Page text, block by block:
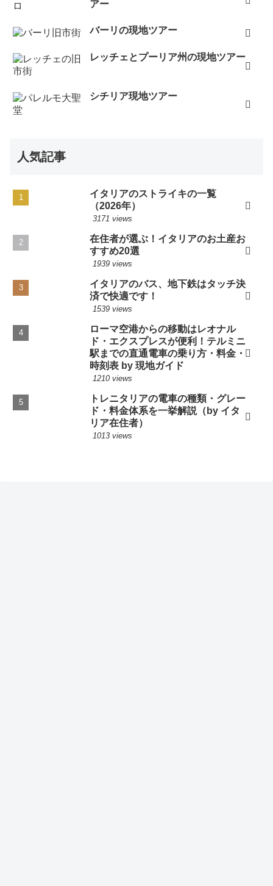
アー
バーリの現地ツアー
レッチェとプーリア州の現地ツアー
シチリア現地ツアー
人気記事
イタリアのストライキの一覧
（2026年）
3171 views
在住者が選ぶ！イタリアのお土産お
すすめ20選
1939 views
イタリアのバス、地下鉄はタッチ決
済で快適です！
1539 views
ローマ空港からの移動はレオナル
ド・エクスプレスが便利！テルミニ
駅までの直通電車の乗り方・料金・
時刻表 by 現地ガイド
1210 views
トレニタリアの電車の種類・グレー
ド・料金体系を一挙解説（by イタ
リア在住者）
1013 views